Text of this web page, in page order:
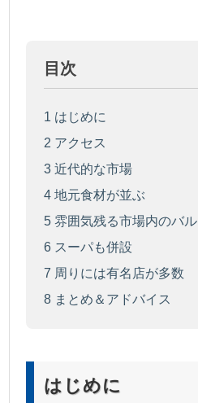
目次
1 はじめに
2 アクセス
3 近代的な市場
4 地元食材が並ぶ
5 雰囲気残る市場内のバル
6 スーパも併設
7 周りには有名店が多数
8 まとめ＆アドバイス
はじめに